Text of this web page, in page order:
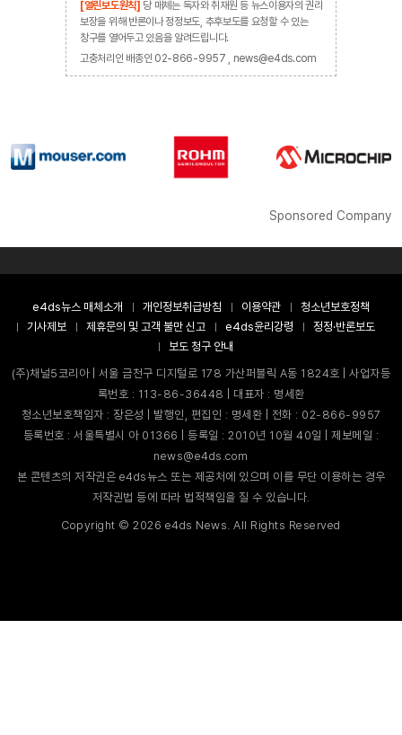
[열린보도원칙] 당 매체는 독자와 취재원 등 뉴스이용자의 권리
보장을 위해 반론이나 정정보도, 추후보도를 요청할 수 있는
창구를 열어두고 있음을 알려드립니다.
고충처리인 배종인 02-866-9957 , news@e4ds.com
Sponsored Company
e4ds뉴스 매체소개 개인정보취급방침 이용약관
청소년보호정책
기사제보
제휴문의 및 고객 불만 신고 e4ds윤리강령
정정·반론보도
보도 청구 안내
(주)채널5코리아 | 서울 금천구 디지털로 178 가산퍼블릭 A동 1824호 | 사업자등
록번호 : 113-86-36448 | 대표자 : 명세환
청소년보호책임자 : 장은성 | 발행인, 편집인 : 명세환 | 전화 : 02-866-9957
등록번호 : 서울특별시 아 01366 | 등록일 : 2010년 10월 40일 | 제보메일 :
news@e4ds.com
본 콘텐츠의 저작권은 e4ds뉴스 또는 제공처에 있으며 이를 무단 이용하는 경우
저작권법 등에 따라 법적책임을 질 수 있습니다.
Copyright ©2026 e4ds News. All Rights Reserved